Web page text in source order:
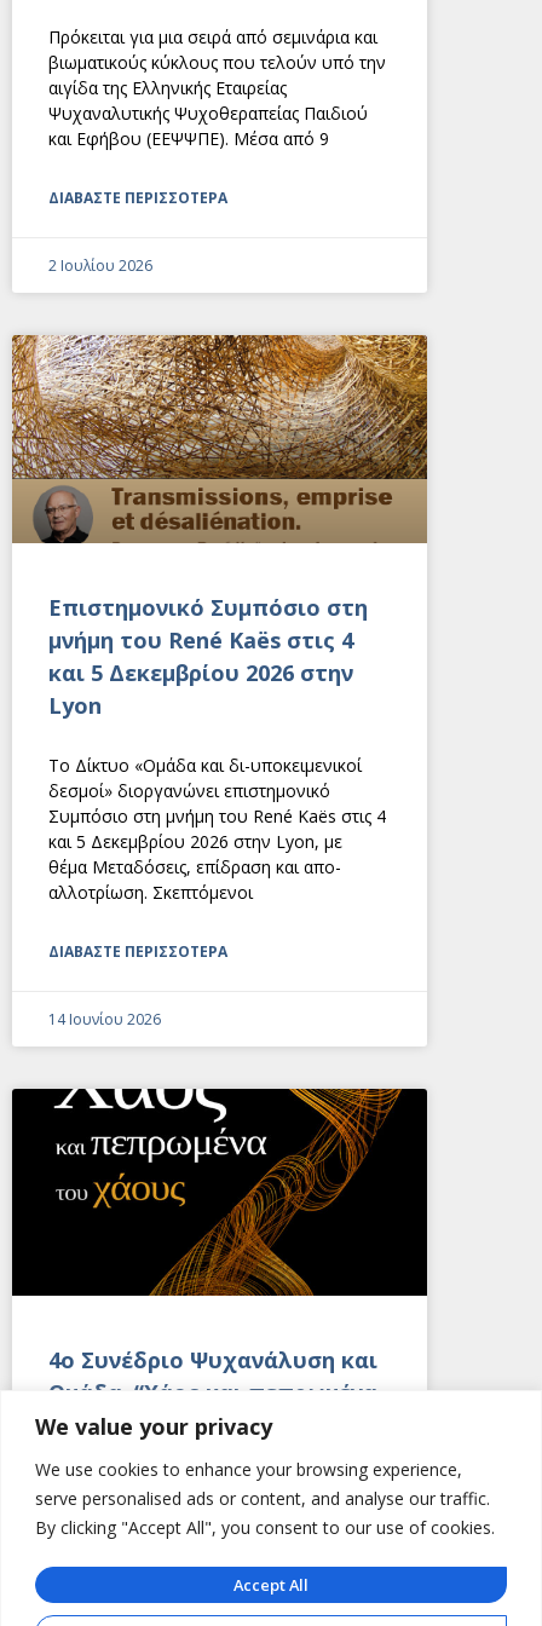
We value your privacy
We use cookies to enhance your browsing experience,
serve personalised ads or content, and analyse our traffic.
By clicking "Accept All", you consent to our use of cookies.
Accept All
Πρόκειται για μια σειρά από σεμινάρια και
βιωματικούς κύκλους που τελούν υπό την
αιγίδα της Ελληνικής Εταιρείας
Ψυχαναλυτικής Ψυχοθεραπείας Παιδιού
και Εφήβου (ΕΕΨΨΠΕ). Μέσα από 9
ΔΙΑΒΑΣΤΕ ΠΕΡΙΣΣΟΤΕΡΑ
2 Ιουλίου 2026
Eπιστημονικό Συμπόσιο στη
μνήμη του René Kaës στις 4
και 5 Δεκεμβρίου 2026 στην
Lyon
Το Δίκτυο «Ομάδα και δι-υποκειμενικοί
δεσμοί» διοργανώνει επιστημονικό
Συμπόσιο στη μνήμη του René Kaës στις 4
και 5 Δεκεμβρίου 2026 στην Lyon, με
θέμα Μεταδόσεις, επίδραση και απο-
αλλοτρίωση. Σκεπτόμενοι
ΔΙΑΒΑΣΤΕ ΠΕΡΙΣΣΟΤΕΡΑ
14 Ιουνίου 2026
4o Συνέδριο Ψυχανάλυση και
Ομάδα, “Χάος και πεπρωμένα
του χάους”, 26 & 27
Φεβρουαρίου 2027
Η ΕΕΨΨΟ ανακοινώνει τη διοργάνωση του
4ου συνεδρίου της Ψυχανάλυση και
Ομάδα, με θέμα “Χάος και πεπρωμένα του
χάους”, το οποίο θα πραγματοποιηθεί στις
26